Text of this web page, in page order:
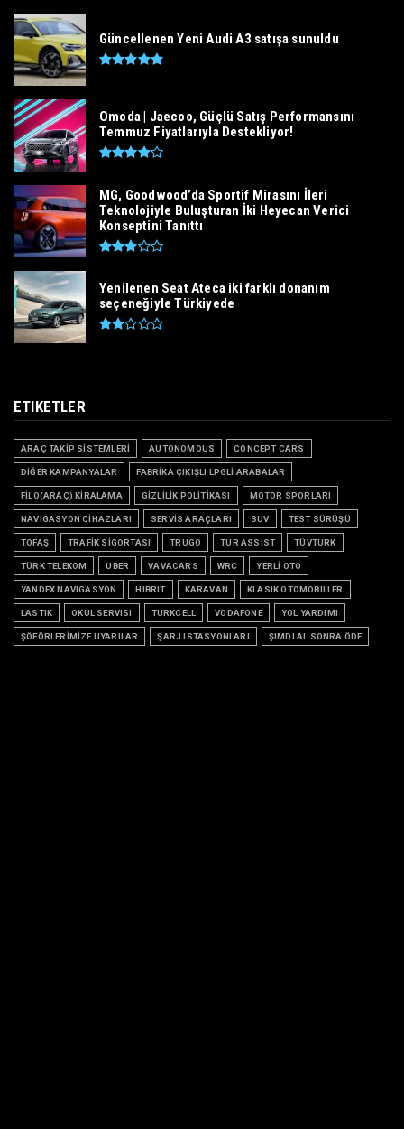
Güncellenen Yeni Audi A3 satışa sunuldu
Omoda | Jaecoo, Güçlü Satış Performansını
Temmuz Fiyatlarıyla Destekliyor!
MG, Goodwood’da Sportif Mirasını İleri
Teknolojiyle Buluşturan İki Heyecan Verici
Konseptini Tanıttı
Yenilenen Seat Ateca iki farklı donanım
seçeneğiyle Türkiyede
ETIKETLER
ARAÇ TAKİP SİSTEMLERİ AUTONOMOUS CONCEPT CARS
DİĞER KAMPANYALAR FABRİKA ÇIKIŞLI LPGLİ ARABALAR
FİLO(ARAÇ) KİRALAMA GİZLİLİK POLİTİKASI MOTOR SPORLARI
NAVİGASYON CİHAZLARI SERVİS ARAÇLARI SUV TEST SÜRÜŞÜ
TOFAŞ TRAFİK SİGORTASI TRUGO TUR ASSIST TÜVTURK
TÜRK TELEKOM UBER VAVACARS WRC YERLİ OTO
YANDEX NAVIGASYON HIBRIT KARAVAN KLASIK OTOMOBILLER
LASTIK OKUL SERVISI TURKCELL VODAFONE YOL YARDIMI
ŞÖFÖRLERİMİZE UYARILAR ŞARJ ISTASYONLARI ŞIMDI AL SONRA ÖDE